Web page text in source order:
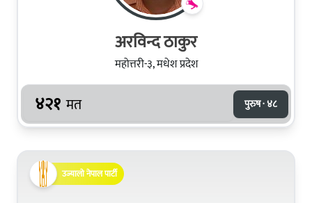
अरविन्द ठाकुर
महोत्तरी-३, मधेश प्रदेश
४२१ मत पुरुष · ४८
उज्यालो नेपाल पार्टी